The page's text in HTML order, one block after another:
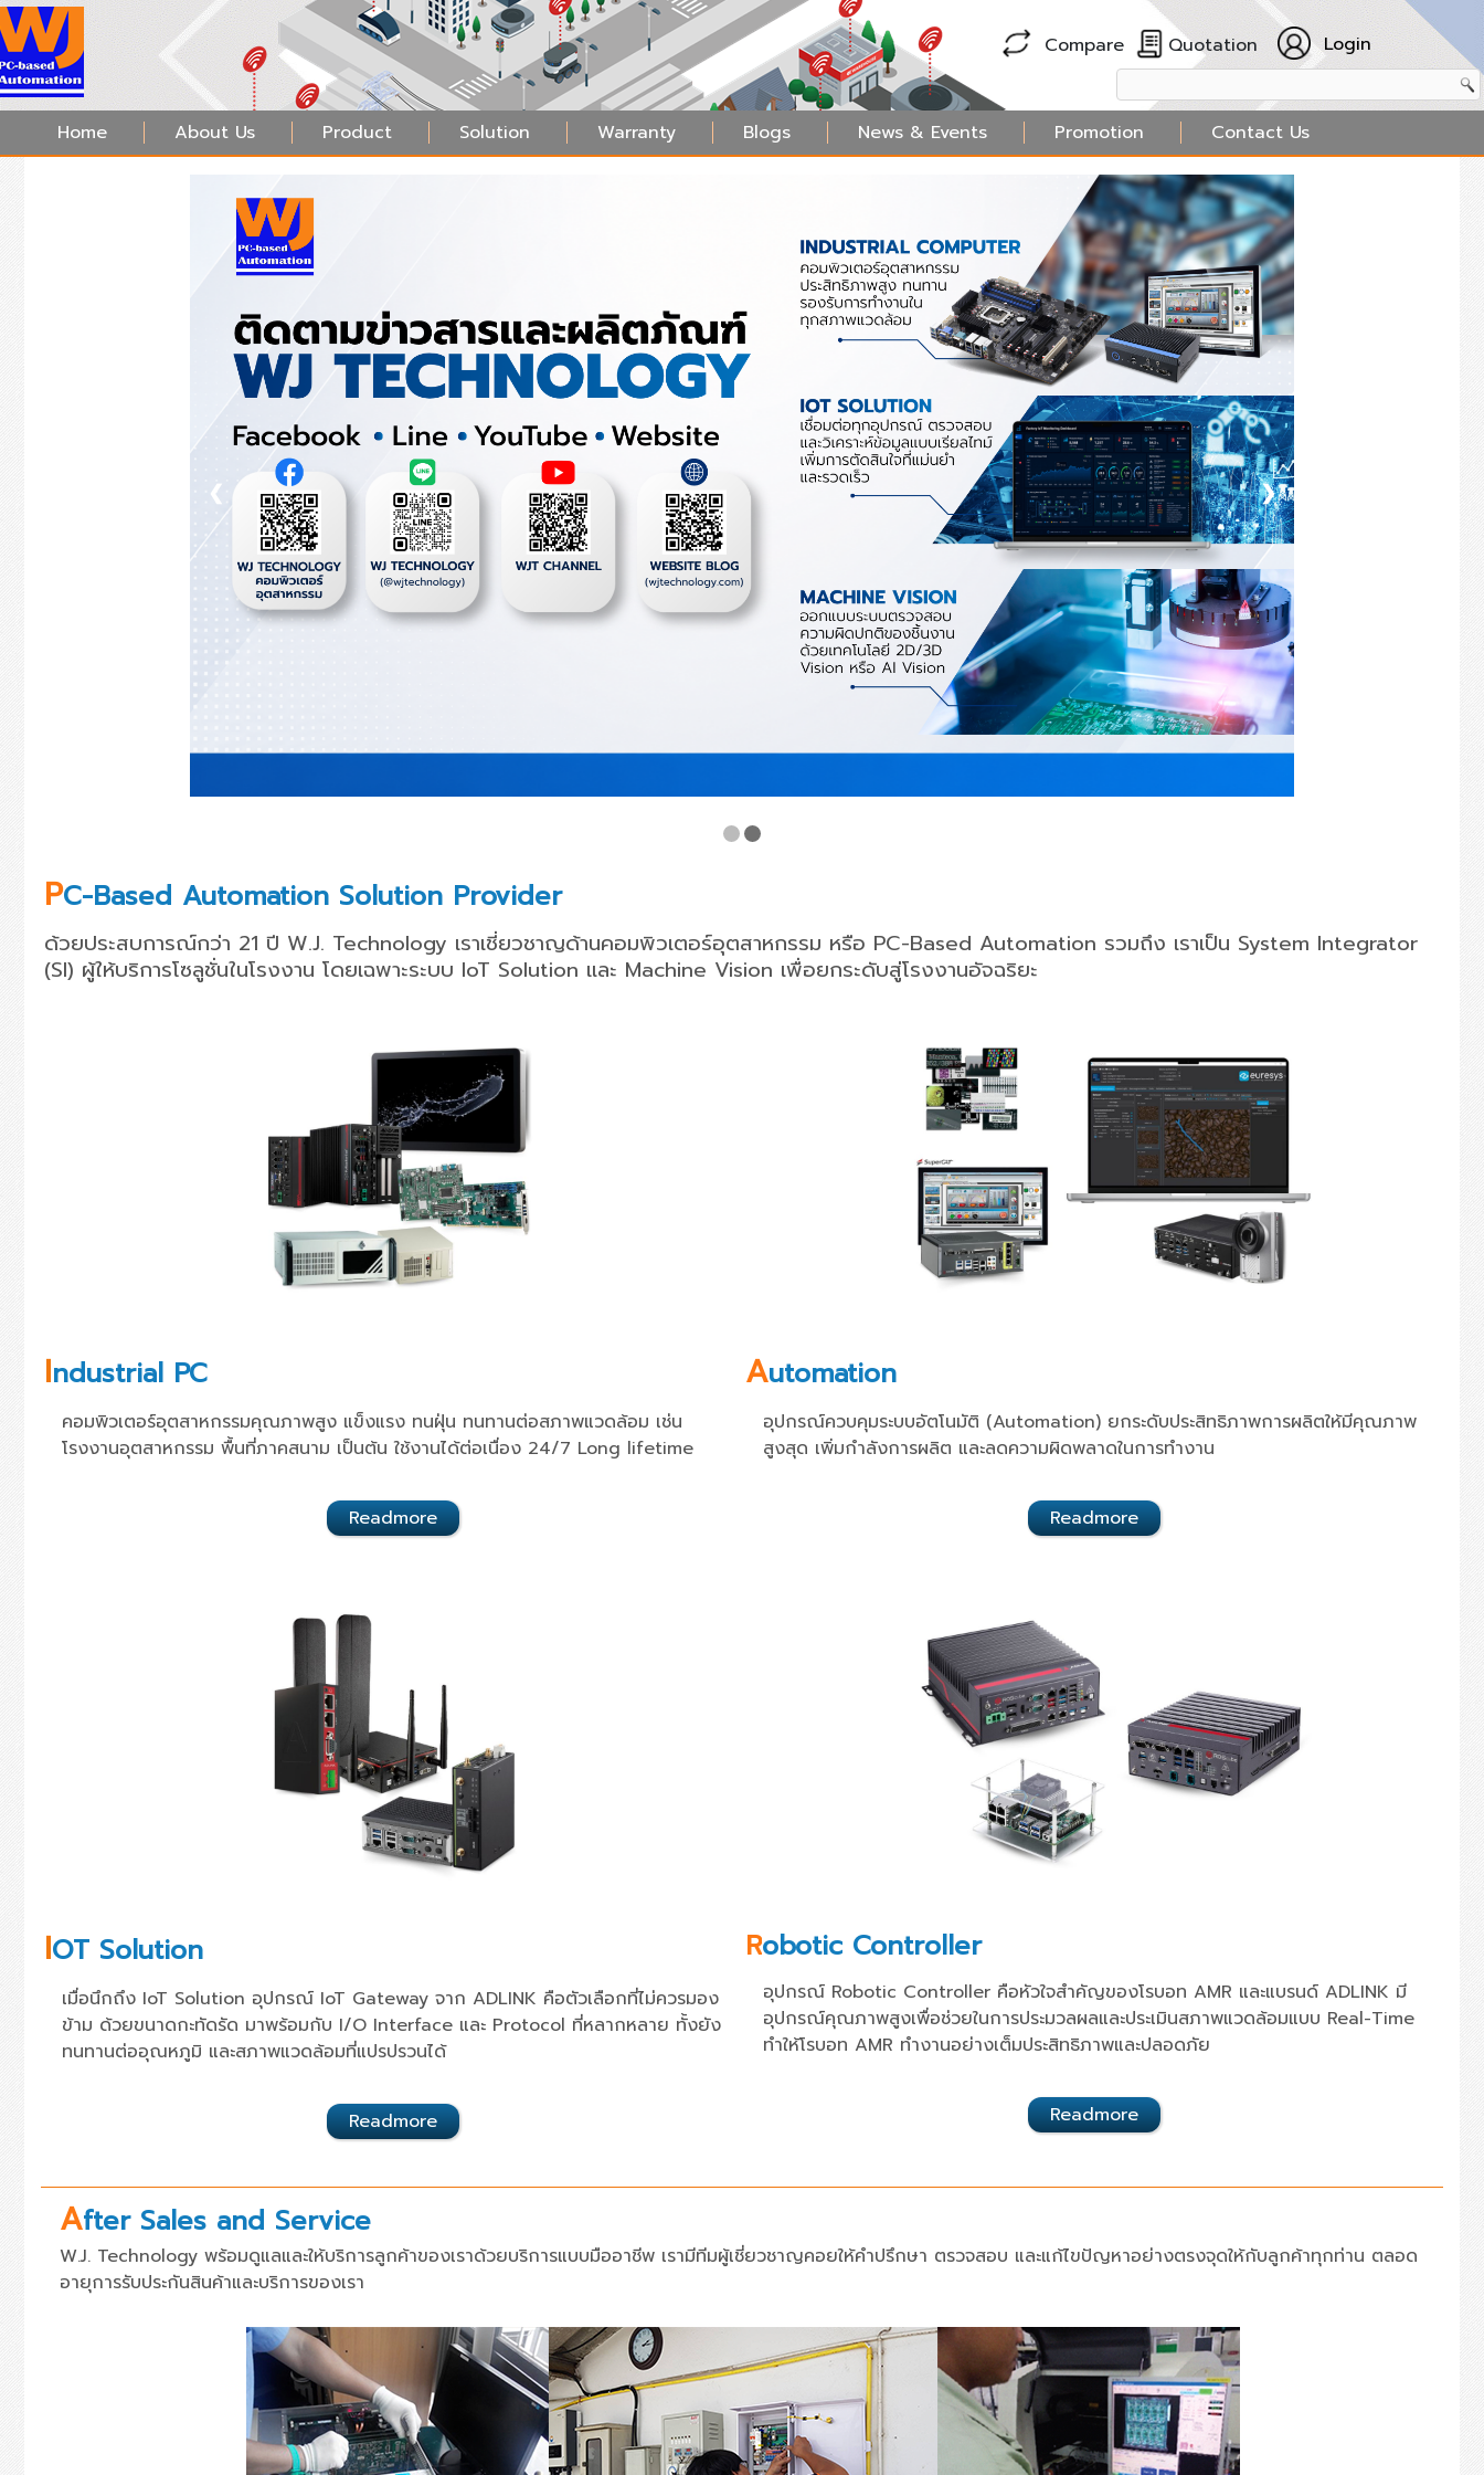
Compare Quotation Login
Home About Us Product Solution Warranty Blogs News & Events Promotion Contact Us
❮ ❯
PC-Based Automation Solution Provider
ด้วยประสบการณ์กว่า 21 ปี W.J. Technology เราเชี่ยวชาญด้านคอมพิวเตอร์อุตสาหกรรม หรือ PC-Based Automation รวมถึง เราเป็น System Integrator
(SI) ผู้ให้บริการโซลูชั่นในโรงงาน โดยเฉพาะระบบ IoT Solution และ Machine Vision เพื่อยกระดับสู่โรงงานอัจฉริยะ
Industrial PC
คอมพิวเตอร์อุตสาหกรรมคุณภาพสูง แข็งแรง ทนฝุ่น ทนทานต่อสภาพแวดล้อม เช่น
โรงงานอุตสาหกรรม พื้นที่ภาคสนาม เป็นต้น ใช้งานได้ต่อเนื่อง 24/7 Long lifetime
Readmore
Automation
อุปกรณ์ควบคุมระบบอัตโนมัติ (Automation) ยกระดับประสิทธิภาพการผลิตให้มีคุณภาพ
สูงสุด เพิ่มกำลังการผลิต และลดความผิดพลาดในการทำงาน
Readmore
IOT Solution
เมื่อนึกถึง IoT Solution อุปกรณ์ IoT Gateway จาก ADLINK คือตัวเลือกที่ไม่ควรมอง
ข้าม ด้วยขนาดกะทัดรัด มาพร้อมกับ I/O Interface และ Protocol ที่หลากหลาย ทั้งยัง
ทนทานต่ออุณหภูมิ และสภาพแวดล้อมที่แปรปรวนได้
Readmore
Robotic Controller
อุปกรณ์ Robotic Controller คือหัวใจสำคัญของโรบอท AMR และแบรนด์ ADLINK มี
อุปกรณ์คุณภาพสูงเพื่อช่วยในการประมวลผลและประเมินสภาพแวดล้อมแบบ Real-Time
ทำให้โรบอท AMR ทำงานอย่างเต็มประสิทธิภาพและปลอดภัย
Readmore
After Sales and Service
W.J. Technology พร้อมดูแลและให้บริการลูกค้าของเราด้วยบริการแบบมืออาชีพ เรามีทีมผู้เชี่ยวชาญคอยให้คำปรึกษา ตรวจสอบ และแก้ไขปัญหาอย่างตรงจุดให้กับลูกค้าทุกท่าน ตลอด
อายุการรับประกันสินค้าและบริการของเรา